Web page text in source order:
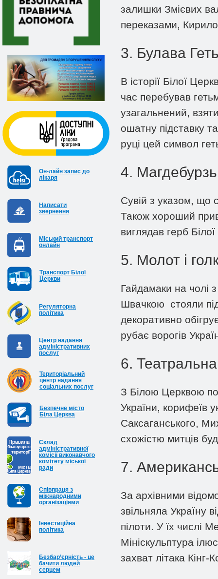
Он-лайн запис до
лікаря
Написати
звернення
Міський транспорт
онлайн
Транспорт Білої
Церкви
Регуляторна
політика
Центр надання
адміністративних
послуг
Територіальний
центр надання
соціальних послуг
Безпечне місто
Біла Церква
Cклад
адміністративної
комісії виконавчого
комітету міської
ради
Співпраця з
міжнародними
організаціями
Інвестиційна
політика
Безбар’єрність - це
бачити людей
серцем
залишки Змієвих
переказами, Кирило
3. Булава
В історії Білої
час перебував
узагальнений,
ошатну підставку
руці цей символ
4.
Сувій з указом, що
Також хороший
виглядав герб
5. Молот і
Гайдамаки на чолі
Швачкою стояли
декоративно
рубає ворогів
6.
З Білою Церквою
України, корифеїв
Саксаганського,
схожістю митців
7.
За архівними
звільняла Україну
пілоти. У їх числі
Мініскульптура
захват літака Кінг-